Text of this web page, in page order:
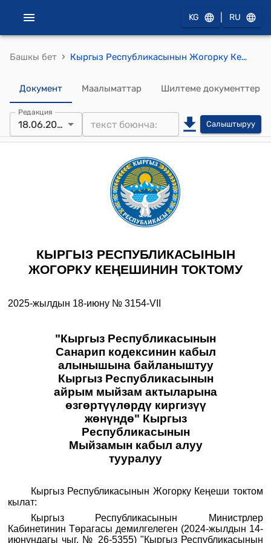
KG RU
Башкы бет › Кыргыз Республикасынын Жогорку Кеңешинин 2025-жылдын 18-июну № 3154-VII "Кыргыз Республикасынын Санарип кодексинин кабыл алынышына байланыштуу Кыргыз Республикасынын айрым мыйзам актыларына өзгөртүүлөрдү киргизүү жөнүндө" Кыргыз Республикасынын Мыйзамын кабыл алуу тууралуу" токтому
Документ Маалыматтар Шилтеме документтер
Редакция
18.06.2025 Салыштыруу